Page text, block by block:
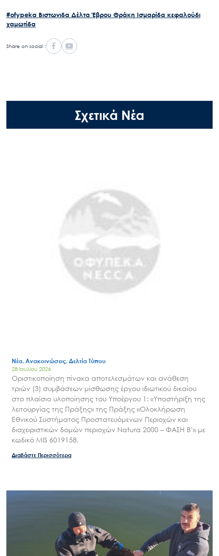
#ofypeka Βιστωνιδα Δέλτα Έβρου Θράκη Ισμαρίδα κεφαλούδι
χαμωτίδα
Share on social :
Σχετικά Νέα
Νέα, Ανακοινώσεις, Δελτία Τύπου
28 Ιουλίου 2026
Οριστικοποίηση πίνακα αποτελεσμάτων και ανάθεση
τριών (3) συμβάσεων μίσθωσης έργου ιδιωτικού δικαίου
στο πλαίσιο υλοποίησης του Υποέργου 1: «Υποστήριξη της
λειτουργίας της Πράξης» της Πράξης «Ολοκλήρωση
Εθνικού Συστήματος Προστατευόμενων Περιοχών και
διαχειριστικών δομών περιοχών Natura 2000 – ΦΑΣΗ Β’» με
κωδικό MIS 6019158.
Διαβάστε Περισσότερα